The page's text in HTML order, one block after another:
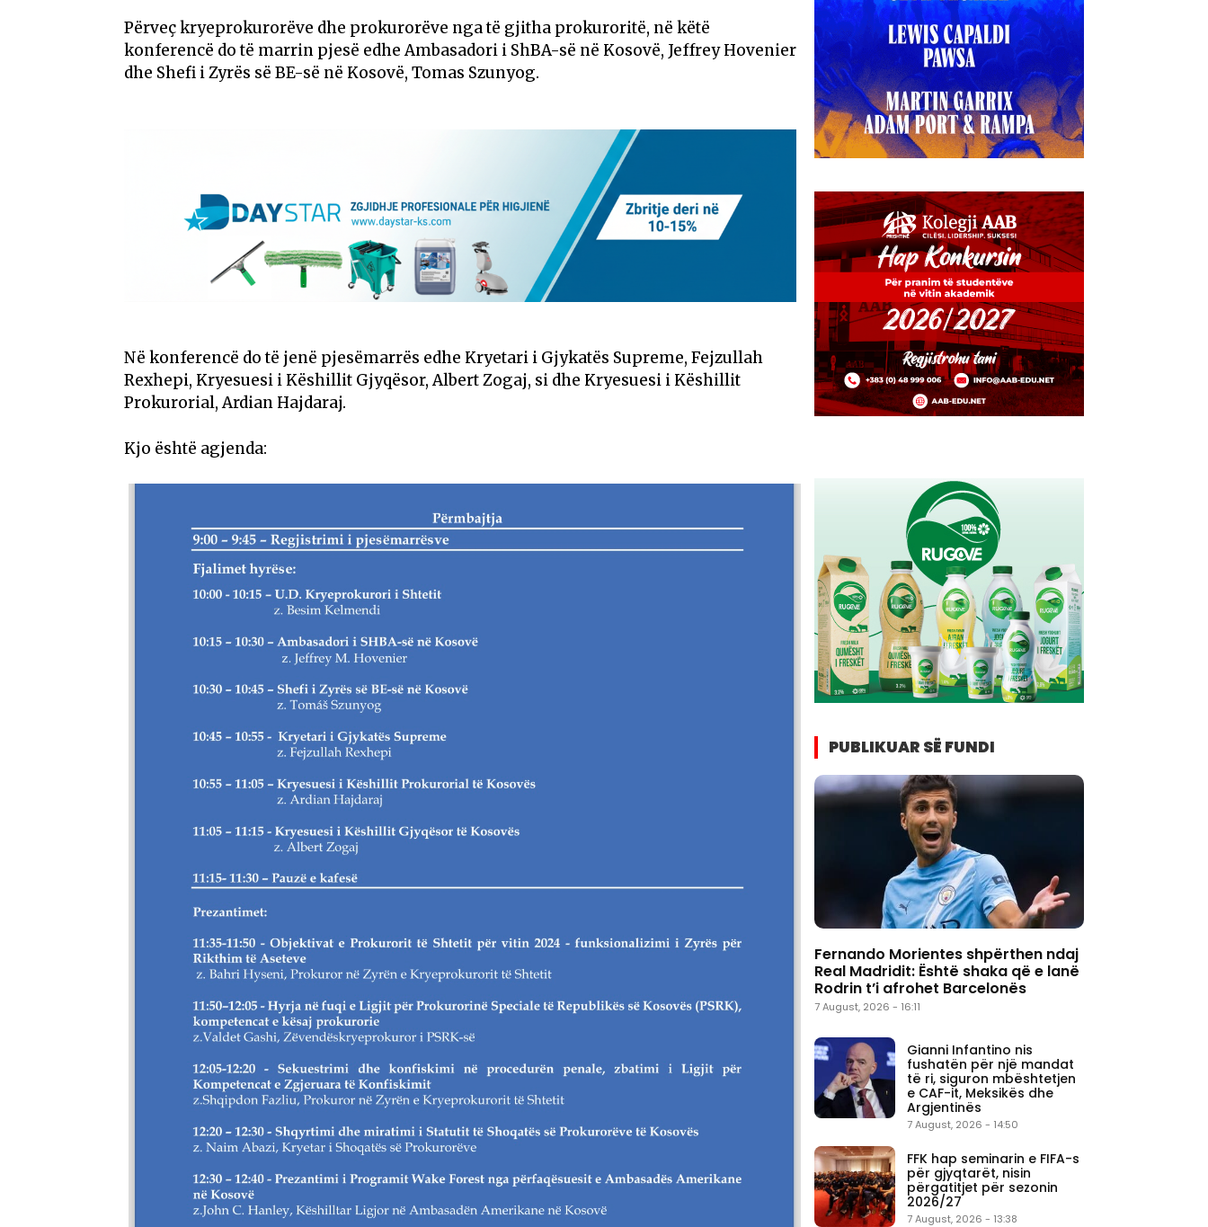
Përveç kryeprokurorëve dhe prokurorëve nga të gjitha prokuroritë, në këtë
konferencë do të marrin pjesë edhe Ambasadori i ShBA-së në Kosovë, Jeffrey Hovenier
dhe Shefi i Zyrës së BE-së në Kosovë, Tomas Szunyog.
Në konferencë do të jenë pjesëmarrës edhe Kryetari i Gjykatës Supreme, Fejzullah
Rexhepi, Kryesuesi i Këshillit Gjyqësor, Albert Zogaj, si dhe Kryesuesi i Këshillit
Prokurorial, Ardian Hajdaraj.
Kjo është agjenda:
PUBLIKUAR SË FUNDI
Fernando Morientes shpërthen ndaj
Real Madridit: Është shaka që e lanë
Rodrin t’i afrohet Barcelonës
7 August, 2026 - 16:11
Gianni Infantino nis
fushatën për një mandat
të ri, siguron mbështetjen
e CAF-it, Meksikës dhe
Argjentinës
7 August, 2026 - 14:50
FFK hap seminarin e FIFA-s
për gjyqtarët, nisin
përgatitjet për sezonin
2026/27
7 August, 2026 - 13:38